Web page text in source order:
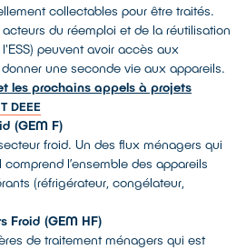
collectables pour être traités.
acteurs du réemploi et de la réutilisation
peuvent avoir accès aux
une seconde vie aux appareils.
les prochains appels à projets
DEEE
(GEM F)
froid. Un des flux ménagers qui
l’ensemble des appareils
(réfrigérateur, congélateur,
Froid (GEM HF)
de traitement ménagers qui est